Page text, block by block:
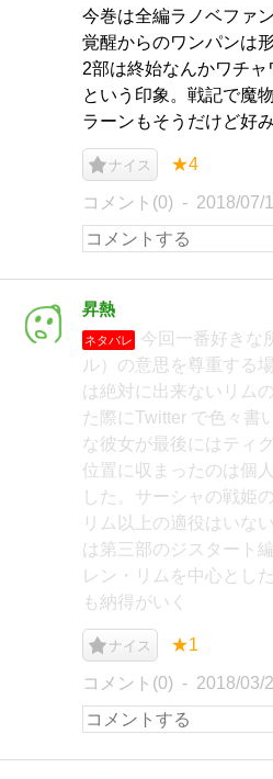
今巻は全編ラノベファ
覚醒からのワンパンは
2部は終始なんかワチ
という印象。戦記で魔
ラーンもそうだけど好
ナイス ★4
コメント(0) 2018/07/
昇熱
ネタバレ
今回一番好きな
ル）の意思を尊重する
は絶対に出来ないリム
た際にTwitter で色々書
な彼女が最後にはティ
位置に収まったのは個
した。サーシャの戦姫
リム以上の適役はいな
は第三部のジスタート
レン・リムを中心とし
も納得がいく
ナイス ★1
コメント(0) 2018/03/